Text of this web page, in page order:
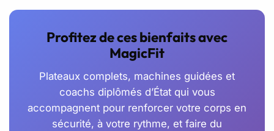
Profitez de ces bienfaits avec
MagicFit
Plateaux complets, machines guidées et
coachs diplômés d’État qui vous
accompagnent pour renforcer votre corps en
sécurité, à votre rythme, et faire du